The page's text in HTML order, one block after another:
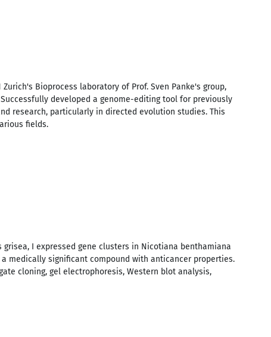
Bioprocess laboratory of Prof. Sven Panke's group,
developed a genome-editing tool for previously
research, particularly in directed evolution studies. This
fields.
I expressed gene clusters in Nicotiana benthamiana
medically significant compound with anticancer properties.
cloning, gel electrophoresis, Western blot analysis,